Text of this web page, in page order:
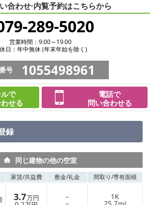
合わせ·内覧予約はこちらから
289-5020
営業時間：9:00～19:00
日：年中無休 (年末年始を除く)
号 1055498961
で
せる
電話で
問い合わせる
録
同じ建物の他の空室
家賃/共益費 敷金/礼金 間取り/専有面積
3.7万円 － 1K